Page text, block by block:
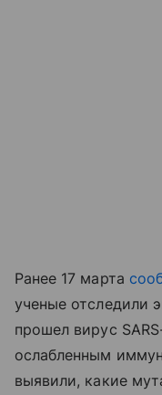
Ранее 17 марта
ученые отследили
прошел вирус
ослабленным
выявили, какие